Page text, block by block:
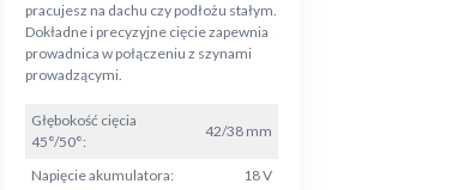
pracujesz na dachu czy podłożu stałym.
Dokładne i precyzyjne cięcie zapewnia
prowadnica w połączeniu z szynami
prowadzącymi.
Głębokość cięcia
45°/50°:
42/38 mm
Napięcie akumulatora:
18 V